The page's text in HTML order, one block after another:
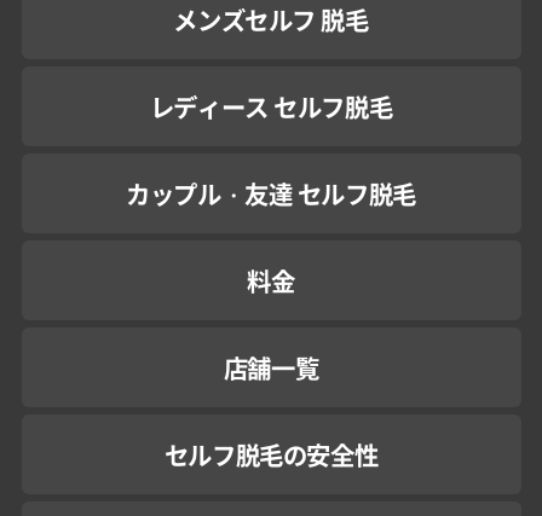
メンズセルフ 脱毛
レディース セルフ脱毛
カップル・友達 セルフ脱毛
料金
店舗一覧
セルフ脱毛の安全性